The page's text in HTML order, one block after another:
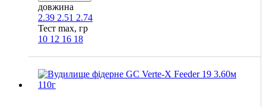
довжина
2.39 2.51 2.74
Тест max, гр
10 12 16 18